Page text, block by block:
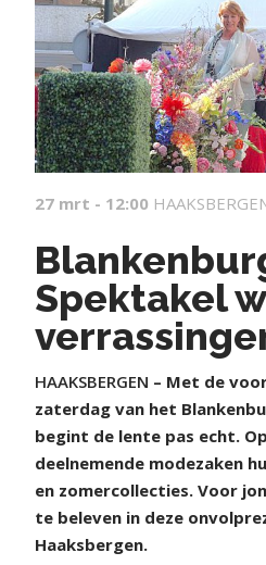
27 mrt - 12:00
Spektakel
HAAKSBERGEN – Met de
zaterdag van het
begint de lente pas echt.
deelnemende modezaken
en zomercollecties. Voor
te beleven in deze
Haaksbergen.